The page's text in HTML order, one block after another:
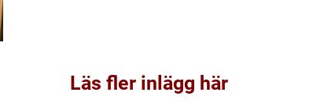
Läs fler inlägg här